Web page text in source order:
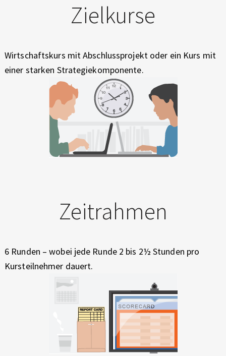
Zielkurse
Wirtschaftskurs mit Abschlussprojekt oder ein Kurs mit
einer starken Strategiekomponente.
Zeitrahmen
6 Runden – wobei jede Runde 2 bis 2½ Stunden pro
Kursteilnehmer dauert.